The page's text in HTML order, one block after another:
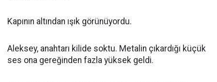
Kapının altından ışık görünüyordu.
Aleksey, anahtarı kilide soktu. Metalin çıkardığı küçük
ses ona gereğinden fazla yüksek geldi.